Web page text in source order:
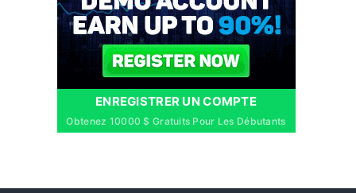
ENREGISTRER UN COMPTE
Obtenez 10000 $ Gratuits Pour Les Débutants